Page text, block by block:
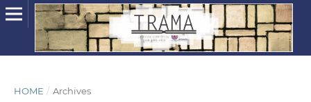
HOME / Archives